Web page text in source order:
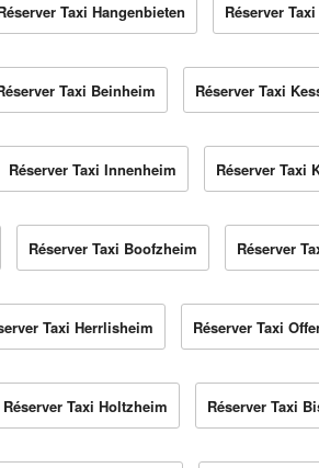
Taxi Hangenbieten Réserver
Taxi Beinheim Réserver Taxi
Réserver Taxi Innenheim Réserver Taxi
Réserver Taxi Boofzheim Réserver
Taxi Herrlisheim Réserver Taxi
Réserver Taxi Holtzheim Réserver Taxi